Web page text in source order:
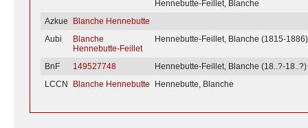
Hennebutte-Feillet, Blanche
Azkue
Blanche Hennebutte
Aubi
Blanche
Hennebutte-Feillet
Hennebutte-Feillet, Blanche (1815-1886)
BnF 149527748
Hennebutte-Feillet, Blanche (18..?-18..?)
LCCN
Blanche Hennebutte Hennebutte, Blanche